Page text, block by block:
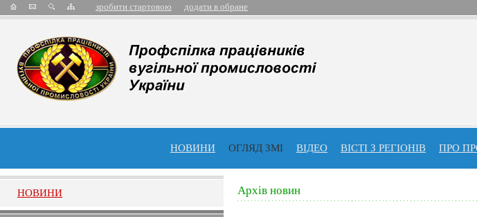
зробити стартовою додати в обране
НОВИНИ ОГЛЯД ЗМІ ВІДЕО ВІСТІ З РЕГІОНІВ ПРО
НОВИНИ Архів новин